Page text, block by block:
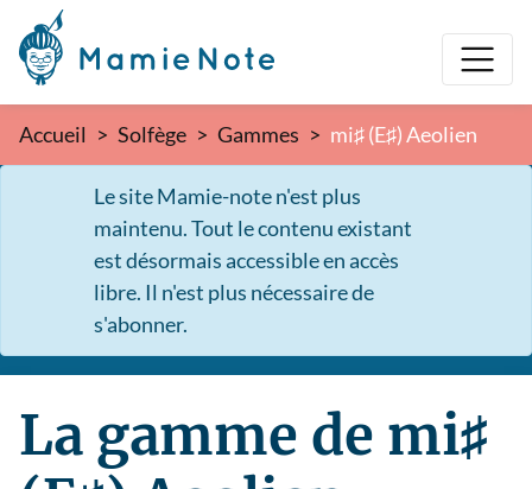
Accueil Solfège Gammes mi♯ (E♯) Aeolien
Le site Mamie-note n'est plus
maintenu. Tout le contenu existant
est désormais accessible en accès
libre. Il n'est plus nécessaire de
s'abonner.
La gamme de mi♯